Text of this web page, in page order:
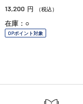
13,200 円 （税込）
在庫：○
OPポイント対象